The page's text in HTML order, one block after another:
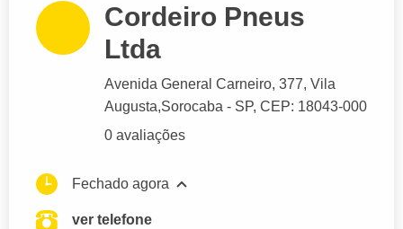
Cordeiro Pneus
Ltda
Avenida General Carneiro, 377, Vila
Augusta,Sorocaba - SP, CEP: 18043-000
0 avaliações
Fechado agora
ver telefone